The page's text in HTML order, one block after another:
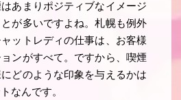
あまりポジティブなイメージ
が多いですよね。札幌も例外
ットレディの仕事は、お客様
ンがすべて。ですから、喫煙
どのような印象を与えるかは
なんです。